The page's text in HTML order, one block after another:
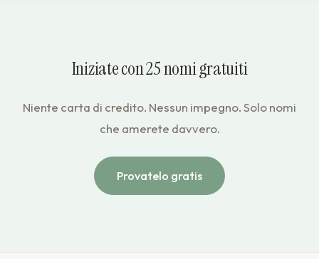
Iniziate con 25 nomi gratuiti
Niente carta di credito. Nessun impegno. Solo nomi
che amerete davvero.
Provatelo gratis